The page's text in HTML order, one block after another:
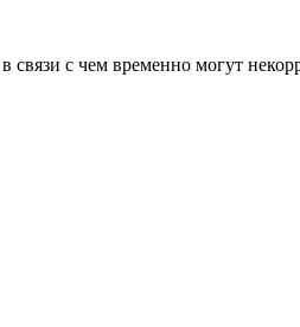
с чем временно могут